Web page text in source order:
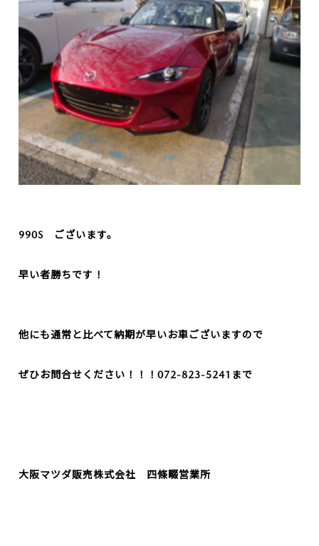
990S ございます。
早い者勝ちです！
他にも通常と比べて納期が早いお車ございますので
ぜひお問合せください！！！072-823-5241まで
大阪マツダ販売株式会社 四條畷営業所